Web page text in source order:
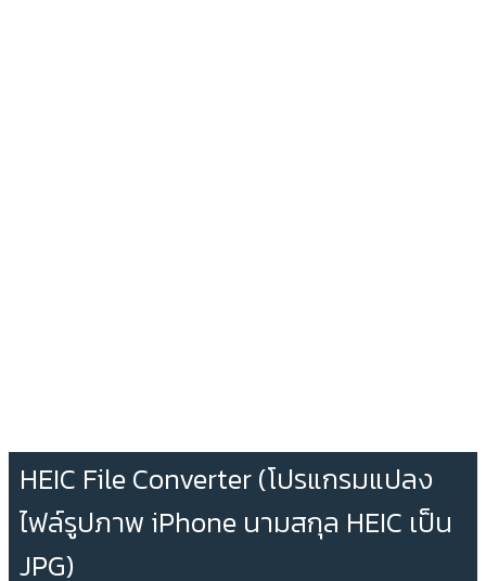
HEIC File Converter (โปรแกรมแปลง
ไฟล์รูปภาพ iPhone นามสกุล HEIC เป็น
JPG)